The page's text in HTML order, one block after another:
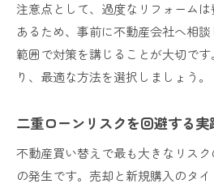
注意点として、過度なリフォーム
あるため、事前に不動産会社へ相
範囲で対策を講じることが大切で
り、最適な方法を選択しましょう。
二重ローンリスクを回避する実
不動産買い替えで最も大きなリスク
の発生です。売却と新規購入のタイ